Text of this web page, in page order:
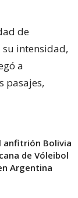
de
su intensidad,
a
pasajes,
anfitrión Bolivia
de Vóleibol
Argentina